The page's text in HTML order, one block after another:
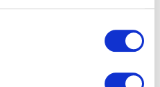
angegebene(n)